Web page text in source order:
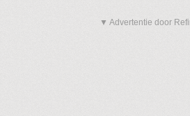
▼ Advertentie door